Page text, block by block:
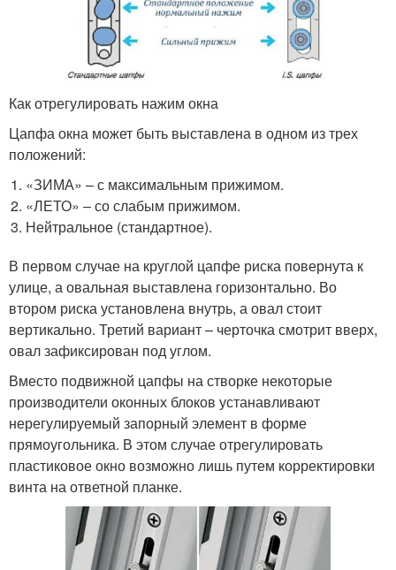
Как отрегулировать нажим окна
Цапфа окна может быть выставлена в одном из трех
положений:
«ЗИМА» – с максимальным прижимом.
«ЛЕТО» – со слабым прижимом.
Нейтральное (стандартное).
В первом случае на круглой цапфе риска повернута к
улице, а овальная выставлена горизонтально. Во
втором риска установлена внутрь, а овал стоит
вертикально. Третий вариант – черточка смотрит вверх,
овал зафиксирован под углом.
Вместо подвижной цапфы на створке некоторые
производители оконных блоков устанавливают
нерегулируемый запорный элемент в форме
прямоугольника. В этом случае отрегулировать
пластиковое окно возможно лишь путем корректировки
винта на ответной планке.